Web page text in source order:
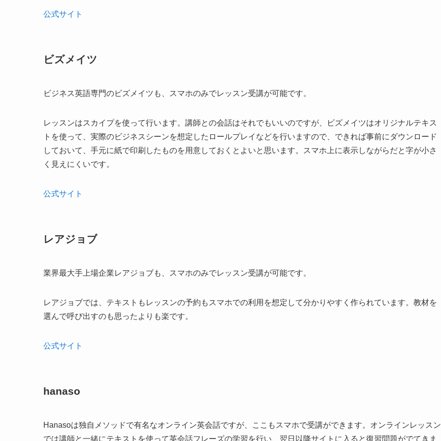
公式サイト
ビズメイツ
ビジネス英語専門のビズメイツも、スマホのみでレッスン受講が可能です。
レッスンはスカイプを使って行います。講師との会話はそれでもいいのですが、ビズメイツはオリジナルテキス
トを使って、実際のビジネスシーンを想定したロールプレイなどを行いますので、できれば事前にダウンロード
しておいて、手元に紙で印刷したものを用意しておくとよいと思います。スマホ上に表示しながらだと字が小さ
く見えにくいです。
公式サイト
レアジョブ
業界最大手上場企業レアジョブも、スマホのみでレッスン受講が可能です。
レアジョブでは、テキストもレッスンの予約もスマホでの利用を想定して分かりやすく作られています。教材を
選んで呼び出すのも思ったよりも楽です。
公式サイト
hanaso
Hanasoは独自メソッドで有名なオンライン英会話ですが、ここもスマホで受講ができます。オンラインレッスン
では講師と一緒にテキストを使って英会話フレーズの学習を行い、翌日以降サイトに入ると復習問題がでてきま